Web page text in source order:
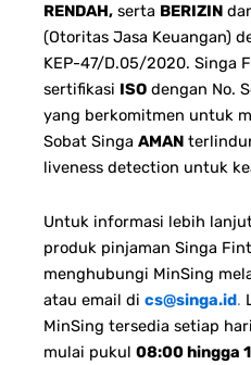
RENDAH, serta BERIZIN
(Otoritas Jasa Keuangan)
KEP-47/D.05/2020. Singa
sertifikasi ISO dengan No.
yang berkomitmen untuk
Sobat Singa AMAN
liveness detection untuk
Untuk informasi lebih
produk pinjaman Singa
menghubungi MinSing
atau email di cs@singa.id.
MinSing tersedia setiap hari
mulai pukul 08:00 hingga